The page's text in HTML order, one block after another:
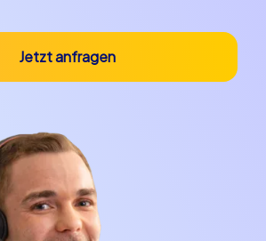
Jetzt anfragen